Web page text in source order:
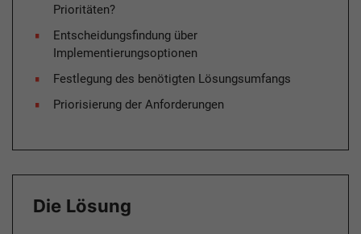
Prioritäten?
Entscheidungsfindung über
Implementierungsoptionen
Festlegung des benötigten Lösungsumfangs
Priorisierung der Anforderungen
Die Lösung